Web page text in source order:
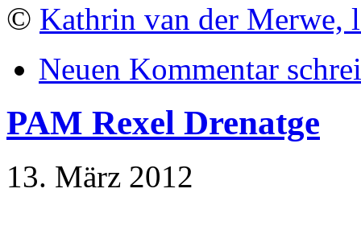
© Kathrin van der Merwe,
Neuen Kommentar
PAM Rexel Drenatge
13. März 2012